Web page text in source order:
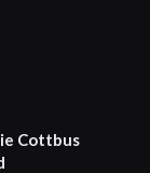
Cottbus